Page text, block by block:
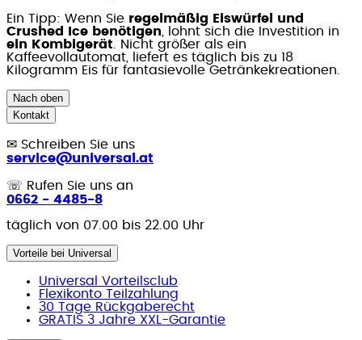
Ein Tipp: Wenn Sie regelmäßig Eiswürfel und
Crushed Ice benötigen , lohnt sich die Investition in
ein Kombigerät . Nicht größer als ein
Kaffeevollautomat, liefert es täglich bis zu 18
Kilogramm Eis für fantasievolle Getränkekreationen.
Nach oben
Kontakt
✉ Schreiben Sie uns
service@universal.at
☏ Rufen Sie uns an
0662 - 4485-8
täglich von 07.00 bis 22.00 Uhr
Vorteile bei Universal
Universal Vorteilsclub
Flexikonto Teilzahlung
30 Tage Rückgaberecht
GRATIS 3 Jahre XXL-Garantie